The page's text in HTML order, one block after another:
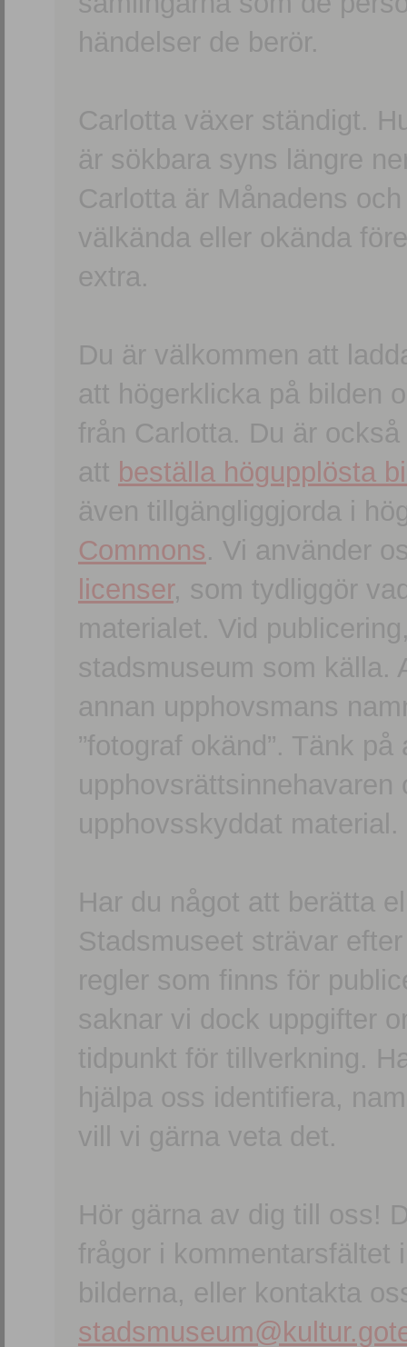
händelser de berör.
Carlotta växer ständigt.
är sökbara syns längre
Carlotta är Månadens
välkända eller okända
extra.
Du är välkommen att
att högerklicka på bilden
från Carlotta. Du är
att beställa högupplösta
även tillgängliggjorda i
Commons. Vi använder
licenser, som tydliggör
materialet. Vid
stadsmuseum som källa.
annan upphovsmans
”fotograf okänd”. Tänk
upphovsskyddat material.
Har du något att berätta
Stadsmuseet strävar
regler som finns för
saknar vi dock uppgifter
tidpunkt för tillverkning.
hjälpa oss identifiera,
vill vi gärna veta det.
Hör gärna av dig till oss!
frågor i kommentarsfältet
bilderna, eller kontakta